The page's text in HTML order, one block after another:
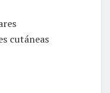
cutáneas